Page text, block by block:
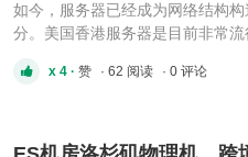
如今，服务器已经成为网络结构
分。美国香港服务器是目前非常
香港的服务器是什么呢？美国香港
器，也是目前最受欢迎的服务器
x 4 · 赞 · 62 阅读 · 0 评论